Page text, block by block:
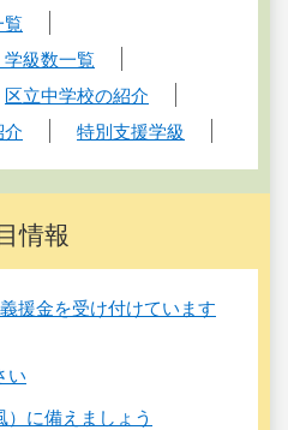
覧
学級数一覧
区立中学校の紹介
介
特別支援学級
情報
援金を受け付けています
い
に備えましょう